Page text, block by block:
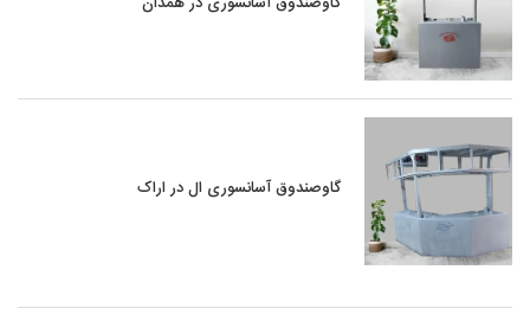
گاوصندوق آسانسوری ال در اراک